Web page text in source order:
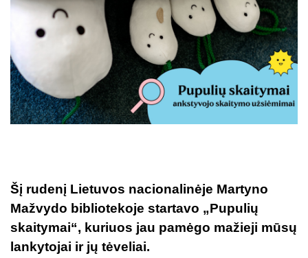
Šį rudenį Lietuvos nacionalinėje Martyno
Mažvydo bibliotekoje startavo „Pupulių
skaitymai“, kuriuos jau pamėgo mažieji mūsų
lankytojai ir jų tėveliai.